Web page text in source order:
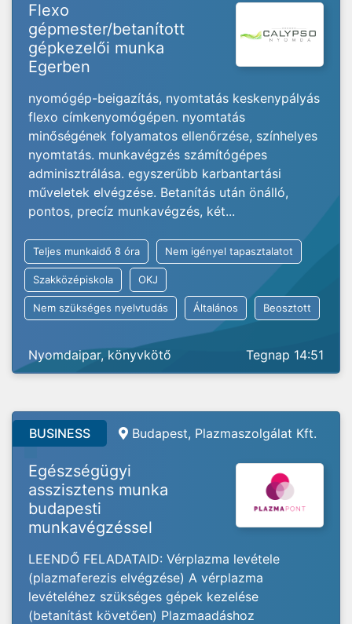
Flexo
gépmester/betanított
gépkezelői munka
Egerben
nyomógép-beigazítás, nyomtatás keskenypályás
flexo címkenyomógépen. nyomtatás
minőségének folyamatos ellenőrzése, színhelyes
nyomtatás. munkavégzés számítógépes
adminisztrálása. egyszerűbb karbantartási
műveletek elvégzése. Betanítás után önálló,
pontos, precíz munkavégzés, két...
Teljes munkaidő 8 óra Nem igényel tapasztalatot
Szakközépiskola OKJ
Nem szükséges nyelvtudás Általános Beosztott
Nyomdaipar, könyvkötő Tegnap 14:51
BUSINESS Budapest, Plazmaszolgálat Kft.
Egészségügyi
asszisztens munka
budapesti
munkavégzéssel
LEENDŐ FELADATAID: Vérplazma levétele
(plazmaferezis elvégzése) A vérplazma
levételéhez szükséges gépek kezelése
(betanítást követően) Plazmaadáshoz